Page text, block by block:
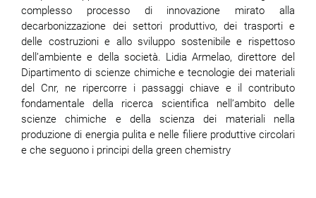
complesso processo di innovazione mirato alla
decarbonizzazione dei settori produttivo, dei trasporti e
delle costruzioni e allo sviluppo sostenibile e rispettoso
dell’ambiente e della società. Lidia Armelao, direttore del
Dipartimento di scienze chimiche e tecnologie dei materiali
del Cnr, ne ripercorre i passaggi chiave e il contributo
fondamentale della ricerca scientifica nell’ambito delle
scienze chimiche e della scienza dei materiali nella
produzione di energia pulita e nelle filiere produttive circolari
e che seguono i principi della green chemistry